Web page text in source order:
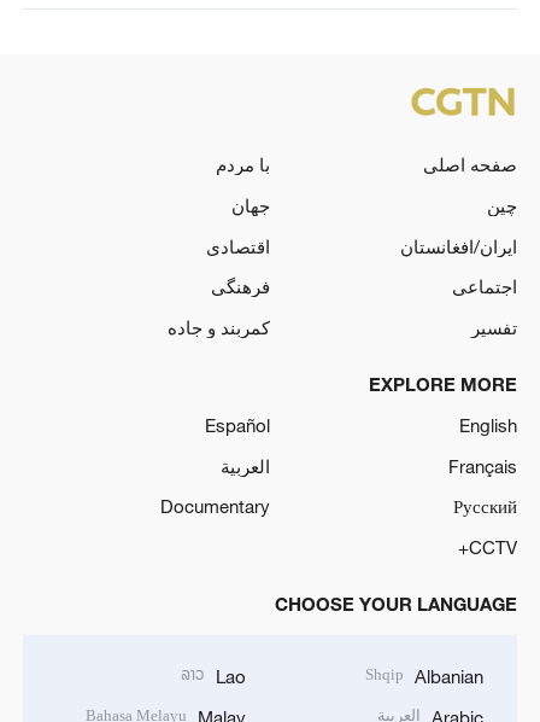
صفحه اصلی
با مردم
چین
جهان
ایران/افغانستان
اقتصادی
اجتماعی
فرهنگی
تفسیر
کمربند و جاده
EXPLORE MORE
English
Español
Français
العربية
Русский
Documentary
CCTV+
CHOOSE YOUR LANGUAGE
Albanian
Shqip
Arabic العربية
Lao
ລາວ
Malay
Bahasa Melayu